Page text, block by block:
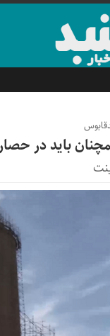
باید در